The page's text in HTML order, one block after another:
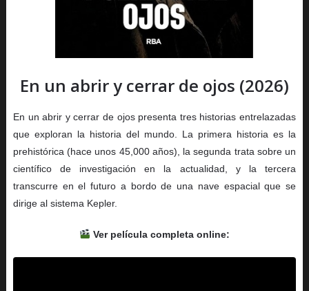
En un abrir y cerrar de ojos (2026)
En un abrir y cerrar de ojos presenta tres historias entrelazadas
que exploran la historia del mundo. La primera historia es la
prehistórica (hace unos 45,000 años), la segunda trata sobre un
científico de investigación en la actualidad, y la tercera
transcurre en el futuro a bordo de una nave espacial que se
dirige al sistema Kepler.
Ver película completa online: